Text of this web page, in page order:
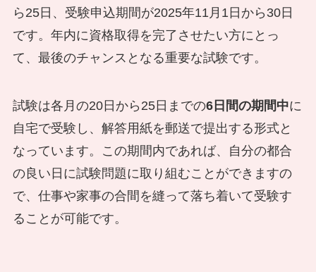
ら25日、受験申込期間が2025年11月1日から30日
です。年内に資格取得を完了させたい方にとっ
て、最後のチャンスとなる重要な試験です。
試験は各月の20日から25日までの6日間の期間中に
自宅で受験し、解答用紙を郵送で提出する形式と
なっています。この期間内であれば、自分の都合
の良い日に試験問題に取り組むことができますの
で、仕事や家事の合間を縫って落ち着いて受験す
ることが可能です。